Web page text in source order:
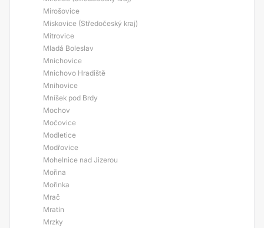
Mirošovice
Miskovice (Středočeský kraj)
Mitrovice
Mladá Boleslav
Mnichovice
Mnichovo Hradiště
Mnihovice
Mníšek pod Brdy
Mochov
Močovice
Modletice
Modřovice
Mohelnice nad Jizerou
Mořina
Mořinka
Mrač
Mratín
Mrzky